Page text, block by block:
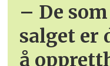
– De
salget er
å